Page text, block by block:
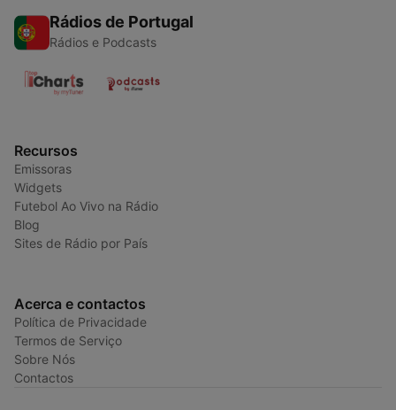
Rádios de Portugal
Rádios e Podcasts
Recursos
Emissoras
Widgets
Futebol Ao Vivo na Rádio
Blog
Sites de Rádio por País
Acerca e contactos
Política de Privacidade
Termos de Serviço
Sobre Nós
Contactos